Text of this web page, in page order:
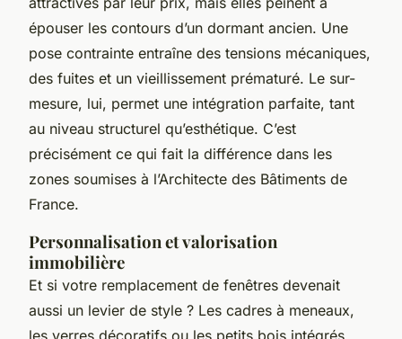
épouser les contours d’un dormant ancien. Une
pose contrainte entraîne des tensions mécaniques,
des fuites et un vieillissement prématuré. Le sur-
mesure, lui, permet une intégration parfaite, tant
au niveau structurel qu’esthétique. C’est
précisément ce qui fait la différence dans les
zones soumises à l’Architecte des Bâtiments de
France.
Personnalisation et valorisation
immobilière
Et si votre remplacement de fenêtres devenait
aussi un levier de style ? Les cadres à meneaux,
les verres décoratifs ou les petits bois intégrés